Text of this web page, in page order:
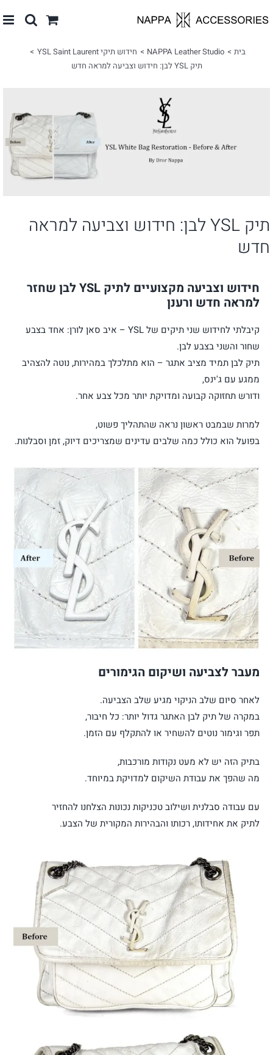
לתוכן
בית NAPPA Leather Studio
חידוש תיקי YSL Saint Laurent
תיק YSL לבן: חידוש וצביעה למראה חדש
תיק YSL לבן: חידוש וצביעה למראה
חדש
חידוש וצביעה מקצועיים לתיק YSL לבן שחזר
למראה חדש ורענן
קיבלתי לחידוש שני תיקים של YSL – איב סאן לורן: אחד בצבע
שחור והשני בצבע לבן.
תיק לבן תמיד מציב אתגר – הוא מתלכלך במהירות, נוטה להצהיב
ממגע עם ג'ינס,
ודורש תחזוקה קבועה ומדויקת יותר מכל צבע אחר.
למרות שבמבט ראשון נראה שהתהליך פשוט,
בפועל הוא כולל כמה שלבים עדינים שמצריכים דיוק, זמן וסבלנות.
מעבר לצביעה ושיקום הגימורים
לאחר סיום שלב הניקוי מגיע שלב הצביעה.
במקרה של תיק לבן האתגר גדול יותר: כל חיבור,
תפר וגימור נוטים להשחיר או להתקלף עם הזמן.
בתיק הזה יש לא מעט נקודות מורכבות,
מה שהפך את עבודת השיקום למדויקת במיוחד.
עם עבודה סבלנית ושילוב טכניקות נכונות הצלחנו להחזיר
לתיק את אחידותו, רכותו והבהירות המקורית של הצבע.